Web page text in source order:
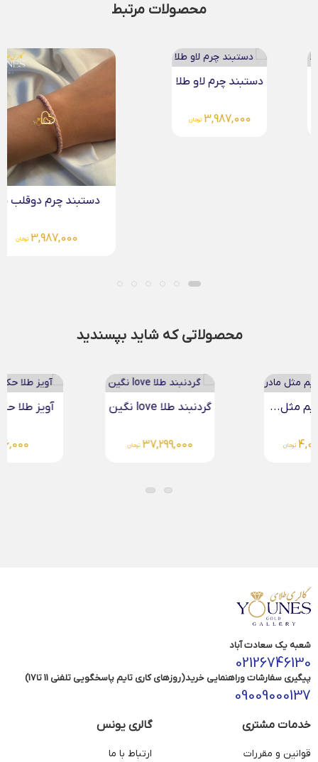
محصولات مرتبط
دستبند چرم لاو طلا
3,987,000 تومان
دستبند چرم دوقلب طلا
3,987,000 تومان
محصولاتی که شاید بپسندید
گردنبند طلا love نگین آویز طلا حکاکی بیضی...
شعبه یک سعادت آباد
02126746130
پیگیری سفارشات وراهنمایی خرید(روزهای کاری تایم پاسخگویی تلفنی 11 تا17)
09009000137
خدمات مشتری
قوانین و مقررات
گالری یونس
ارتباط با ما